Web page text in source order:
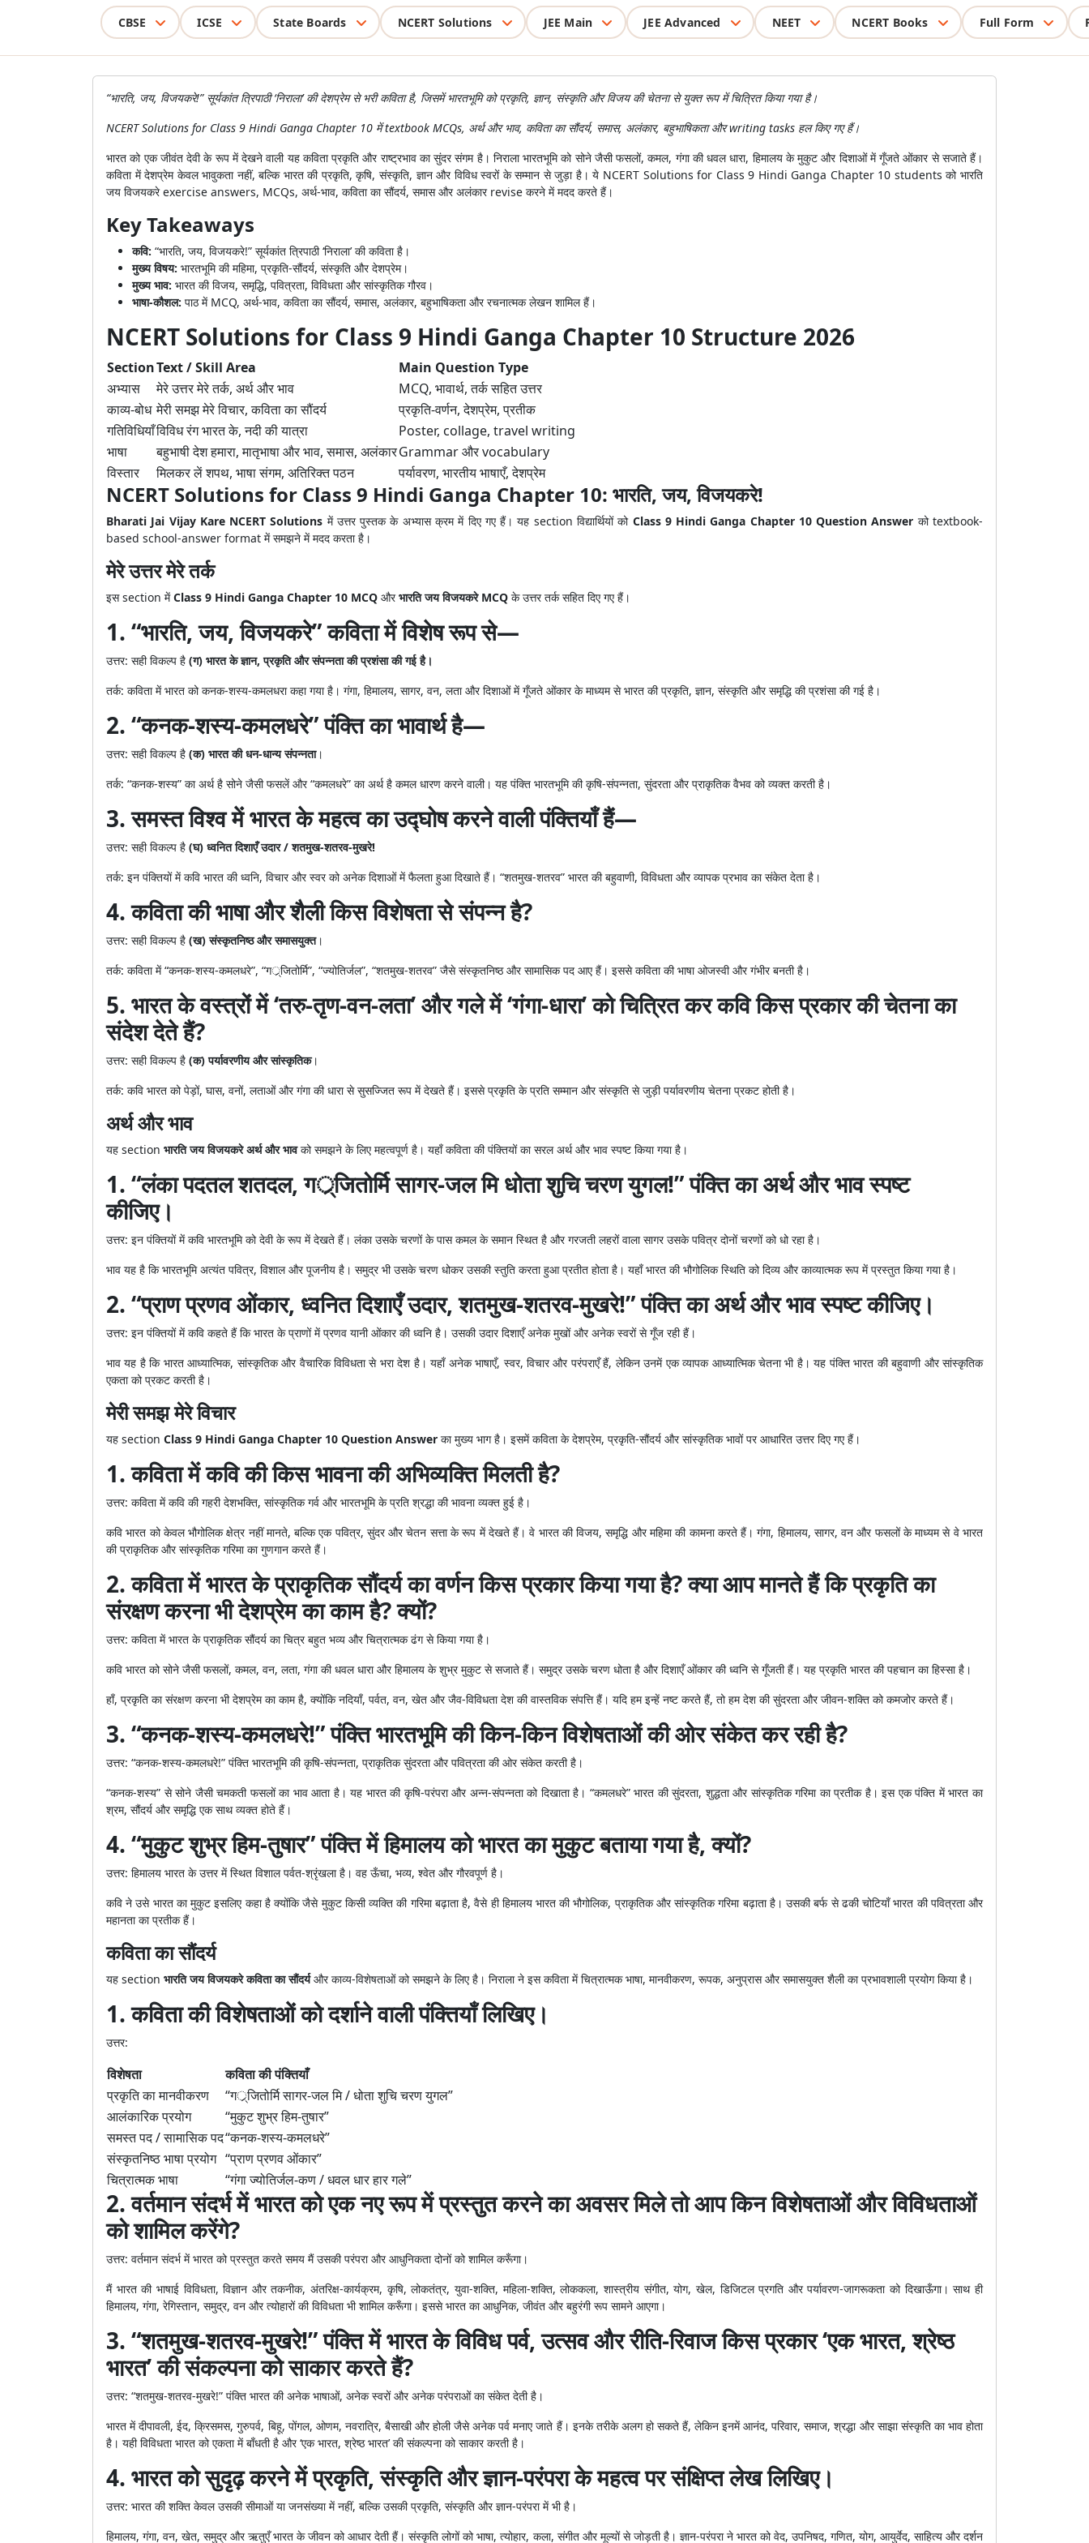
CBSE ICSE State Boards NCERT Solutions JEE Main JEE Advanced NEET NCERT Books Full Form
“भारति, जय, विजयकरे!” सूर्यकांत त्रिपाठी ‘निराला’ की देशप्रेम से भरी कविता है, जिसमें भारतभूमि को प्रकृति, ज्ञान, संस्कृति और विजय की चेतना से युक्त रूप में चित्रित किया गया है।
NCERT Solutions for Class 9 Hindi Ganga Chapter 10 में textbook MCQs, अर्थ और भाव, कविता का सौंदर्य, समास, अलंकार, बहुभाषिकता और writing tasks हल किए गए हैं।
भारत को एक जीवंत देवी के रूप में देखने वाली यह कविता प्रकृति और राष्ट्रभाव का सुंदर संगम है। निराला भारतभूमि को सोने जैसी फसलों, कमल, गंगा की धवल धारा, हिमालय के मुकुट और दिशाओं में गूँजते ओंकार से सजाते हैं।
कविता में देशप्रेम केवल भावुकता नहीं, बल्कि भारत की प्रकृति, कृषि, संस्कृति, ज्ञान और विविध स्वरों के सम्मान से जुड़ा है। ये NCERT Solutions for Class 9 Hindi Ganga Chapter 10 students को भारति
जय विजयकरे exercise answers, MCQs, अर्थ-भाव, कविता का सौंदर्य, समास और अलंकार revise करने में मदद करते हैं।
Key Takeaways
कवि: “भारति, जय, विजयकरे!” सूर्यकांत त्रिपाठी ‘निराला’ की कविता है।
मुख्य विषय: भारतभूमि की महिमा, प्रकृति-सौंदर्य, संस्कृति और देशप्रेम।
मुख्य भाव: भारत की विजय, समृद्धि, पवित्रता, विविधता और सांस्कृतिक गौरव।
भाषा-कौशल: पाठ में MCQ, अर्थ-भाव, कविता का सौंदर्य, समास, अलंकार, बहुभाषिकता और रचनात्मक लेखन शामिल हैं।
NCERT Solutions for Class 9 Hindi Ganga Chapter 10 Structure 2026
SectionText / Skill Area
Main Question Type
अभ्यास
मेरे उत्तर मेरे तर्क, अर्थ और भाव
MCQ, भावार्थ, तर्क सहित उत्तर
काव्य-बोध मेरी समझ मेरे विचार, कविता का सौंदर्य
प्रकृति-वर्णन, देशप्रेम, प्रतीक
गतिविधियाँविविध रंग भारत के, नदी की यात्रा
Poster, collage, travel writing
भाषा
बहुभाषी देश हमारा, मातृभाषा और भाव, समास, अलंकारGrammar और vocabulary
विस्तार
मिलकर लें शपथ, भाषा संगम, अतिरिक्त पठन पर्यावरण, भारतीय भाषाएँ, देशप्रेम
NCERT Solutions for Class 9 Hindi Ganga Chapter 10: भारति, जय, विजयकरे!
Bharati Jai Vijay Kare NCERT Solutions में उत्तर पुस्तक के अभ्यास क्रम में दिए गए हैं। यह section विद्यार्थियों को Class 9 Hindi Ganga Chapter 10 Question Answer को textbook-
based school-answer format में समझने में मदद करता है।
मेरे उत्तर मेरे तर्क
इस section मेंClass 9 Hindi Ganga Chapter 10 MCQ औरभारति जय विजयकरे MCQ के उत्तर तर्क सहित दिए गए हैं।
1. “भारति, जय, विजयकरे” कविता में विशेष रूप से—
उत्तर: सही विकल्प है (ग) भारत के ज्ञान, प्रकृति और संपन्नता की प्रशंसा की गई है।
तर्क: कविता में भारत को कनक-शस्य-कमलधरा कहा गया है। गंगा, हिमालय, सागर, वन, लता और दिशाओं में गूँजते ओंकार के माध्यम से भारत की प्रकृति, ज्ञान, संस्कृति और समृद्धि की प्रशंसा की गई है।
2. “कनक-शस्य-कमलधरे” पंक्ति का भावार्थ है—
उत्तर: सही विकल्प है (क) भारत की धन-धान्य संपन्नता।
तर्क: “कनक-शस्य” का अर्थ है सोने जैसी फसलें और “कमलधरे” का अर्थ है कमल धारण करने वाली। यह पंक्ति भारतभूमि की कृषि-संपन्नता, सुंदरता और प्राकृतिक वैभव को व्यक्त करती है।
3. समस्त विश्व में भारत के महत्व का उद्घोष करने वाली पंक्तियाँ हैं—
उत्तर: सही विकल्प है (घ) ध्वनित दिशाएँ उदार / शतमुख-शतरव-मुखरे!
तर्क: इन पंक्तियों में कवि भारत की ध्वनि, विचार और स्वर को अनेक दिशाओं में फैलता हुआ दिखाते हैं। “शतमुख-शतरव” भारत की बहुवाणी, विविधता और व्यापक प्रभाव का संकेत देता है।
4. कविता की भाषा और शैली किस विशेषता से संपन्न है?
उत्तर: सही विकल्प है (ख) संस्कृतनिष्ठ और समासयुक्त।
तर्क: कविता में “कनक-शस्य-कमलधरे”, “गर््जितोर्मि”, “ज्योतिर्जल”, “शतमुख-शतरव” जैसे संस्कृतनिष्ठ और सामासिक पद आए हैं। इससे कविता की भाषा ओजस्वी और गंभीर बनती है।
5. भारत के वस्त्रों में ‘तरु-तृण-वन-लता’ और गले में ‘गंगा-धारा’ को चित्रित कर कवि किस प्रकार की चेतना का
संदेश देते हैं?
उत्तर: सही विकल्प है (क) पर्यावरणीय और सांस्कृतिक।
तर्क: कवि भारत को पेड़ों, घास, वनों, लताओं और गंगा की धारा से सुसज्जित रूप में देखते हैं। इससे प्रकृति के प्रति सम्मान और संस्कृति से जुड़ी पर्यावरणीय चेतना प्रकट होती है।
अर्थ और भाव
यह section भारति जय विजयकरे अर्थ और भावको समझने के लिए महत्वपूर्ण है। यहाँ कविता की पंक्तियों का सरल अर्थ और भाव स्पष्ट किया गया है।
1. “लंका पदतल शतदल, गर््जितोर्मि सागर-जल मि धोता शुचि चरण युगल!” पंक्ति का अर्थ और भाव स्पष्ट
कीजिए।
उत्तर: इन पंक्तियों में कवि भारतभूमि को देवी के रूप में देखते हैं। लंका उसके चरणों के पास कमल के समान स्थित है और गरजती लहरों वाला सागर उसके पवित्र दोनों चरणों को धो रहा है।
भाव यह है कि भारतभूमि अत्यंत पवित्र, विशाल और पूजनीय है। समुद्र भी उसके चरण धोकर उसकी स्तुति करता हुआ प्रतीत होता है। यहाँ भारत की भौगोलिक स्थिति को दिव्य और काव्यात्मक रूप में प्रस्तुत किया गया है।
2. “प्राण प्रणव ओंकार, ध्वनित दिशाएँ उदार, शतमुख-शतरव-मुखरे!” पंक्ति का अर्थ और भाव स्पष्ट कीजिए।
उत्तर: इन पंक्तियों में कवि कहते हैं कि भारत के प्राणों में प्रणव यानी ओंकार की ध्वनि है। उसकी उदार दिशाएँ अनेक मुखों और अनेक स्वरों से गूँज रही हैं।
भाव यह है कि भारत आध्यात्मिक, सांस्कृतिक और वैचारिक विविधता से भरा देश है। यहाँ अनेक भाषाएँ, स्वर, विचार और परंपराएँ हैं, लेकिन उनमें एक व्यापक आध्यात्मिक चेतना भी है। यह पंक्ति भारत की बहुवाणी और सांस्कृतिक
एकता को प्रकट करती है।
मेरी समझ मेरे विचार
यह section Class 9 Hindi Ganga Chapter 10 Question Answer का मुख्य भाग है। इसमें कविता के देशप्रेम, प्रकृति-सौंदर्य और सांस्कृतिक भावों पर आधारित उत्तर दिए गए हैं।
1. कविता में कवि की किस भावना की अभिव्यक्ति मिलती है?
उत्तर: कविता में कवि की गहरी देशभक्ति, सांस्कृतिक गर्व और भारतभूमि के प्रति श्रद्धा की भावना व्यक्त हुई है।
कवि भारत को केवल भौगोलिक क्षेत्र नहीं मानते, बल्कि एक पवित्र, सुंदर और चेतन सत्ता के रूप में देखते हैं। वे भारत की विजय, समृद्धि और महिमा की कामना करते हैं। गंगा, हिमालय, सागर, वन और फसलों के माध्यम से वे भारत
की प्राकृतिक और सांस्कृतिक गरिमा का गुणगान करते हैं।
2. कविता में भारत के प्राकृतिक सौंदर्य का वर्णन किस प्रकार किया गया है? क्या आप मानते हैं कि प्रकृति का
संरक्षण करना भी देशप्रेम का काम है? क्यों?
उत्तर: कविता में भारत के प्राकृतिक सौंदर्य का चित्र बहुत भव्य और चित्रात्मक ढंग से किया गया है।
कवि भारत को सोने जैसी फसलों, कमल, वन, लता, गंगा की धवल धारा और हिमालय के शुभ्र मुकुट से सजाते हैं। समुद्र उसके चरण धोता है और दिशाएँ ओंकार की ध्वनि से गूँजती हैं। यह प्रकृति भारत की पहचान का हिस्सा है।
हाँ, प्रकृति का संरक्षण करना भी देशप्रेम का काम है, क्योंकि नदियाँ, पर्वत, वन, खेत और जैव-विविधता देश की वास्तविक संपत्ति हैं। यदि हम इन्हें नष्ट करते हैं, तो हम देश की सुंदरता और जीवन-शक्ति को कमजोर करते हैं।
3. “कनक-शस्य-कमलधरे!” पंक्ति भारतभूमि की किन-किन विशेषताओं की ओर संकेत कर रही है?
उत्तर: “कनक-शस्य-कमलधरे!” पंक्ति भारतभूमि की कृषि-संपन्नता, प्राकृतिक सुंदरता और पवित्रता की ओर संकेत करती है।
“कनक-शस्य” से सोने जैसी चमकती फसलों का भाव आता है। यह भारत की कृषि-परंपरा और अन्न-संपन्नता को दिखाता है। “कमलधरे” भारत की सुंदरता, शुद्धता और सांस्कृतिक गरिमा का प्रतीक है। इस एक पंक्ति में भारत का
श्रम, सौंदर्य और समृद्धि एक साथ व्यक्त होते हैं।
4. “मुकुट शुभ्र हिम-तुषार” पंक्ति में हिमालय को भारत का मुकुट बताया गया है, क्यों?
उत्तर: हिमालय भारत के उत्तर में स्थित विशाल पर्वत-श्रृंखला है। वह ऊँचा, भव्य, श्वेत और गौरवपूर्ण है।
कवि ने उसे भारत का मुकुट इसलिए कहा है क्योंकि जैसे मुकुट किसी व्यक्ति की गरिमा बढ़ाता है, वैसे ही हिमालय भारत की भौगोलिक, प्राकृतिक और सांस्कृतिक गरिमा बढ़ाता है। उसकी बर्फ से ढकी चोटियाँ भारत की पवित्रता और
महानता का प्रतीक हैं।
कविता का सौंदर्य
यह section भारति जय विजयकरे कविता का सौंदर्यऔर काव्य-विशेषताओं को समझने के लिए है। निराला ने इस कविता में चित्रात्मक भाषा, मानवीकरण, रूपक, अनुप्रास और समासयुक्त शैली का प्रभावशाली प्रयोग किया है।
1. कविता की विशेषताओं को दर्शाने वाली पंक्तियाँ लिखिए।
उत्तर:
विशेषता
कविता की पंक्तियाँ
प्रकृति का मानवीकरण
“गर््जितोर्मि सागर-जल मि / धोता शुचि चरण युगल”
आलंकारिक प्रयोग
“मुकुट शुभ्र हिम-तुषार”
समस्त पद / सामासिक पद“कनक-शस्य-कमलधरे”
संस्कृतनिष्ठ भाषा प्रयोग “प्राण प्रणव ओंकार”
चित्रात्मक भाषा
“गंगा ज्योतिर्जल-कण / धवल धार हार गले”
2. वर्तमान संदर्भ में भारत को एक नए रूप में प्रस्तुत करने का अवसर मिले तो आप किन विशेषताओं और विविधताओं
को शामिल करेंगे?
उत्तर: वर्तमान संदर्भ में भारत को प्रस्तुत करते समय मैं उसकी परंपरा और आधुनिकता दोनों को शामिल करूँगा।
मैं भारत की भाषाई विविधता, विज्ञान और तकनीक, अंतरिक्ष-कार्यक्रम, कृषि, लोकतंत्र, युवा-शक्ति, महिला-शक्ति, लोककला, शास्त्रीय संगीत, योग, खेल, डिजिटल प्रगति और पर्यावरण-जागरूकता को दिखाऊँगा। साथ ही
हिमालय, गंगा, रेगिस्तान, समुद्र, वन और त्योहारों की विविधता भी शामिल करूँगा। इससे भारत का आधुनिक, जीवंत और बहुरंगी रूप सामने आएगा।
3. “शतमुख-शतरव-मुखरे!” पंक्ति में भारत के विविध पर्व, उत्सव और रीति-रिवाज किस प्रकार ‘एक भारत, श्रेष्ठ
भारत’ की संकल्पना को साकार करते हैं?
उत्तर: “शतमुख-शतरव-मुखरे!” पंक्ति भारत की अनेक भाषाओं, अनेक स्वरों और अनेक परंपराओं का संकेत देती है।
भारत में दीपावली, ईद, क्रिसमस, गुरुपर्व, बिहू, पोंगल, ओणम, नवरात्रि, बैसाखी और होली जैसे अनेक पर्व मनाए जाते हैं। इनके तरीके अलग हो सकते हैं, लेकिन इनमें आनंद, परिवार, समाज, श्रद्धा और साझा संस्कृति का भाव होता
है। यही विविधता भारत को एकता में बाँधती है और ‘एक भारत, श्रेष्ठ भारत’ की संकल्पना को साकार करती है।
4. भारत को सुदृढ़ करने में प्रकृति, संस्कृति और ज्ञान-परंपरा के महत्व पर संक्षिप्त लेख लिखिए।
उत्तर: भारत की शक्ति केवल उसकी सीमाओं या जनसंख्या में नहीं, बल्कि उसकी प्रकृति, संस्कृति और ज्ञान-परंपरा में भी है।
हिमालय, गंगा, वन, खेत, समुद्र और ऋतुएँ भारत के जीवन को आधार देती हैं। संस्कृति लोगों को भाषा, त्योहार, कला, संगीत और मूल्यों से जोड़ती है। ज्ञान-परंपरा ने भारत को वेद, उपनिषद, गणित, योग, आयुर्वेद, साहित्य और दर्शन